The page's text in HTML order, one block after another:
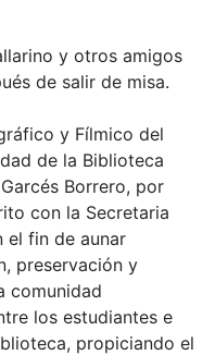
y otros amigos
de salir de misa.
y Fílmico del
de la Biblioteca
Borrero, por
con la Secretaria
el fin de aunar
preservación y
comunidad
los estudiantes e
propiciando el